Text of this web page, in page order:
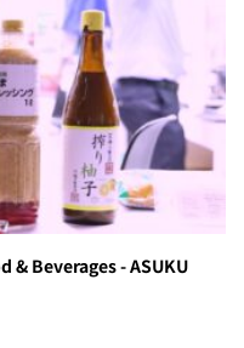
& Beverages - ASUKU